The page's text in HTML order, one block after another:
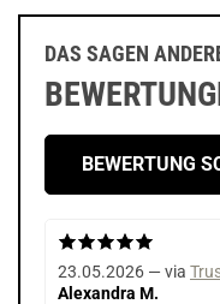
DAS SAGEN
BEWERTUNG
23.05.2026 — via
Alexandra M.